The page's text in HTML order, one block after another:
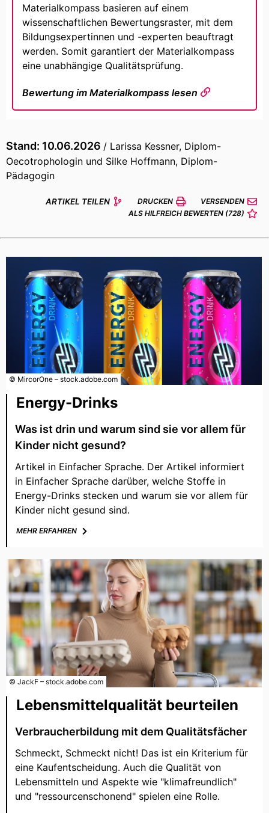
Materialkompass basieren auf einem
wissenschaftlichen Bewertungsraster, mit dem
Bildungsexpertinnen und -experten beauftragt
werden. Somit garantiert der Materialkompass
eine unabhängige Qualitätsprüfung.
Bewertung im Materialkompass lesen
Stand: 10.06.2026 / Larissa Kessner, Diplom-
Oecotrophologin und Silke Hoffmann, Diplom-
Pädagogin
ARTIKEL TEILEN DRUCKEN
VERSENDEN
ALS HILFREICH BEWERTEN (728)
© MircorOne – stock.adobe.com
Energy-Drinks
Was ist drin und warum sind sie vor allem für
Kinder nicht gesund?
Artikel in Einfacher Sprache. Der Artikel informiert
in Einfacher Sprache darüber, welche Stoffe in
Energy-Drinks stecken und warum sie vor allem für
Kinder nicht gesund sind.
MEHR ERFAHREN
© JackF – stock.adobe.com
Lebensmittelqualität beurteilen
Verbraucherbildung mit dem Qualitätsfächer
Schmeckt, Schmeckt nicht! Das ist ein Kriterium für
eine Kaufentscheidung. Auch die Qualität von
Lebensmitteln und Aspekte wie "klimafreundlich"
und "ressourcenschonend" spielen eine Rolle.